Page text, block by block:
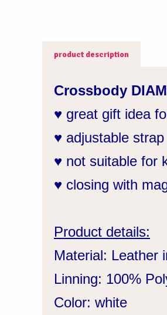
product description
Crossbody
♥ great gift idea
♥ adjustable
♥ not suitable for
♥ closing with
Product details:
Material: Leather
Linning: 100%
Color: white